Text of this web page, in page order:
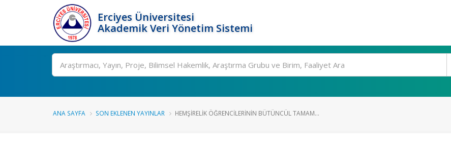
Erciyes Üniversitesi
Akademik Veri Yönetim Sistemi
Ara
ANA SAYFA SON EKLENEN YAYINLAR HEMŞİRELİK ÖĞRENCİLERİNİN BÜTÜNCÜL TAMAM...